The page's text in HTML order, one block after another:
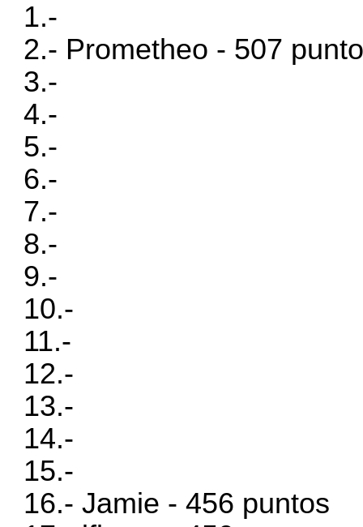
1.-
2.- Prometheo - 507
3.-
4.-
5.-
6.-
7.-
8.-
9.-
10.-
11.-
12.-
13.-
14.-
15.-
16.- Jamie - 456 puntos